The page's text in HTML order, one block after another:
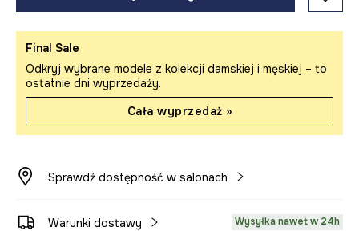
Final Sale
Odkryj wybrane modele z kolekcji damskiej i męskiej – to
ostatnie dni wyprzedaży.
Cała wyprzedaż »
Sprawdź dostępność w salonach
Warunki dostawy Wysyłka nawet w 24h